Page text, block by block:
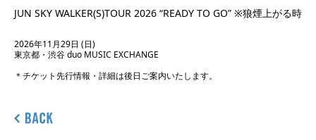
JUN SKY WALKER(S)TOUR 2026 “READY TO GO” ※狼煙上がる時
2026年11月29日 (日)
東京都・渋谷 duo MUSIC EXCHANGE
＊チケット先行情報・詳細は後日ご案内いたします。